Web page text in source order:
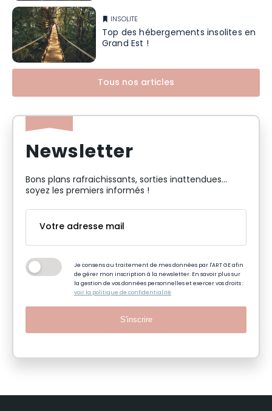
INSOLITE
Top des hébergements insolites en
Grand Est !
Tous nos articles
Newsletter
Bons plans rafraichissants, sorties inattendues…
soyez les premiers informés !
Je consens au traitement de mes données par l'ART GE afin
de gérer mon inscription à la newsletter. En savoir plus sur
la gestion de vos données personnelles et exercer vos droits :
voir la politique de confidentialité
S'inscrire